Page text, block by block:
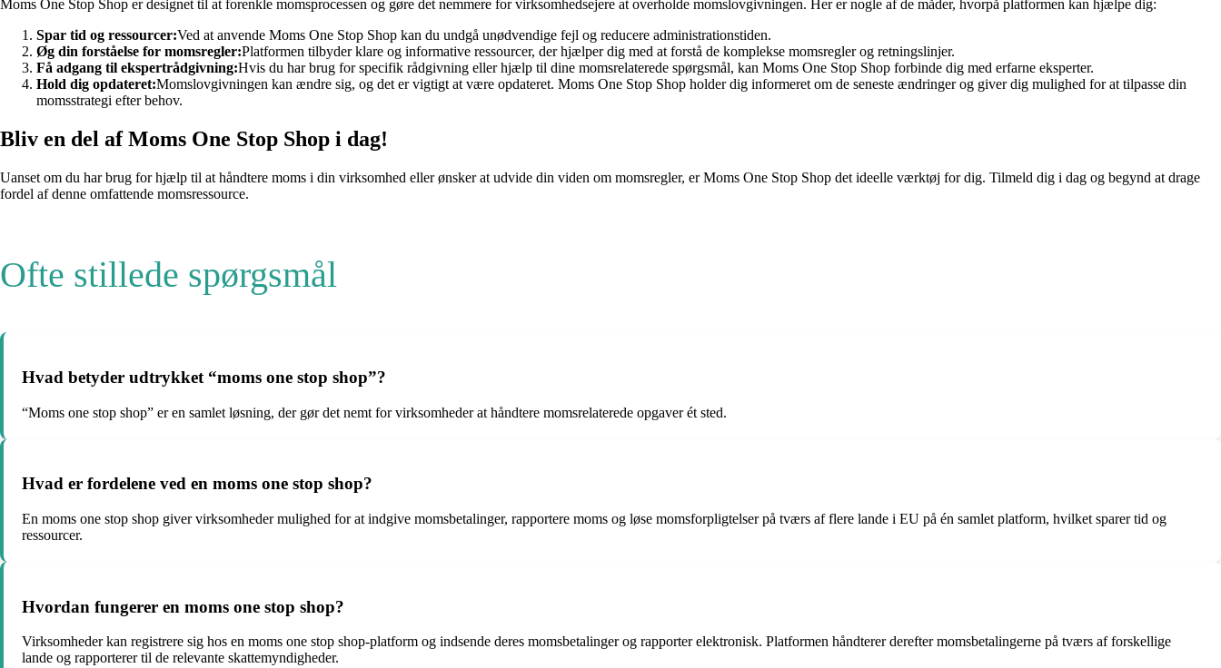
Moms One Stop Shop er designet til at forenkle momsprocessen og gøre det nemmere for virksomhedsejere at overholde momslovgivningen. Her er nogle af de måder, hvorpå platformen kan hjælpe dig:
Spar tid og ressourcer:Ved at anvende Moms One Stop Shop kan du undgå unødvendige fejl og reducere administrationstiden.
Øg din forståelse for momsregler:Platformen tilbyder klare og informative ressourcer, der hjælper dig med at forstå de komplekse momsregler og retningslinjer.
Få adgang til ekspertrådgivning:Hvis du har brug for specifik rådgivning eller hjælp til dine momsrelaterede spørgsmål, kan Moms One Stop Shop forbinde dig med erfarne eksperter.
Hold dig opdateret:Momslovgivningen kan ændre sig, og det er vigtigt at være opdateret. Moms One Stop Shop holder dig informeret om de seneste ændringer og giver dig mulighed for at tilpasse din
momsstrategi efter behov.
Bliv en del af Moms One Stop Shop i dag!
Uanset om du har brug for hjælp til at håndtere moms i din virksomhed eller ønsker at udvide din viden om momsregler, er Moms One Stop Shop det ideelle værktøj for dig. Tilmeld dig i dag og begynd at drage
fordel af denne omfattende momsressource.
Ofte stillede spørgsmål
Hvad betyder udtrykket “moms one stop shop”?
“Moms one stop shop” er en samlet løsning, der gør det nemt for virksomheder at håndtere momsrelaterede opgaver ét sted.
Hvad er fordelene ved en moms one stop shop?
En moms one stop shop giver virksomheder mulighed for at indgive momsbetalinger, rapportere moms og løse momsforpligtelser på tværs af flere lande i EU på én samlet platform, hvilket sparer tid og
ressourcer.
Hvordan fungerer en moms one stop shop?
Virksomheder kan registrere sig hos en moms one stop shop-platform og indsende deres momsbetalinger og rapporter elektronisk. Platformen håndterer derefter momsbetalingerne på tværs af forskellige
lande og rapporterer til de relevante skattemyndigheder.